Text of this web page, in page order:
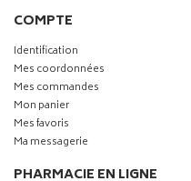
COMPTE
Identification
Mes coordonnées
Mes commandes
Mon panier
Mes favoris
Ma messagerie
PHARMACIE EN LIGNE